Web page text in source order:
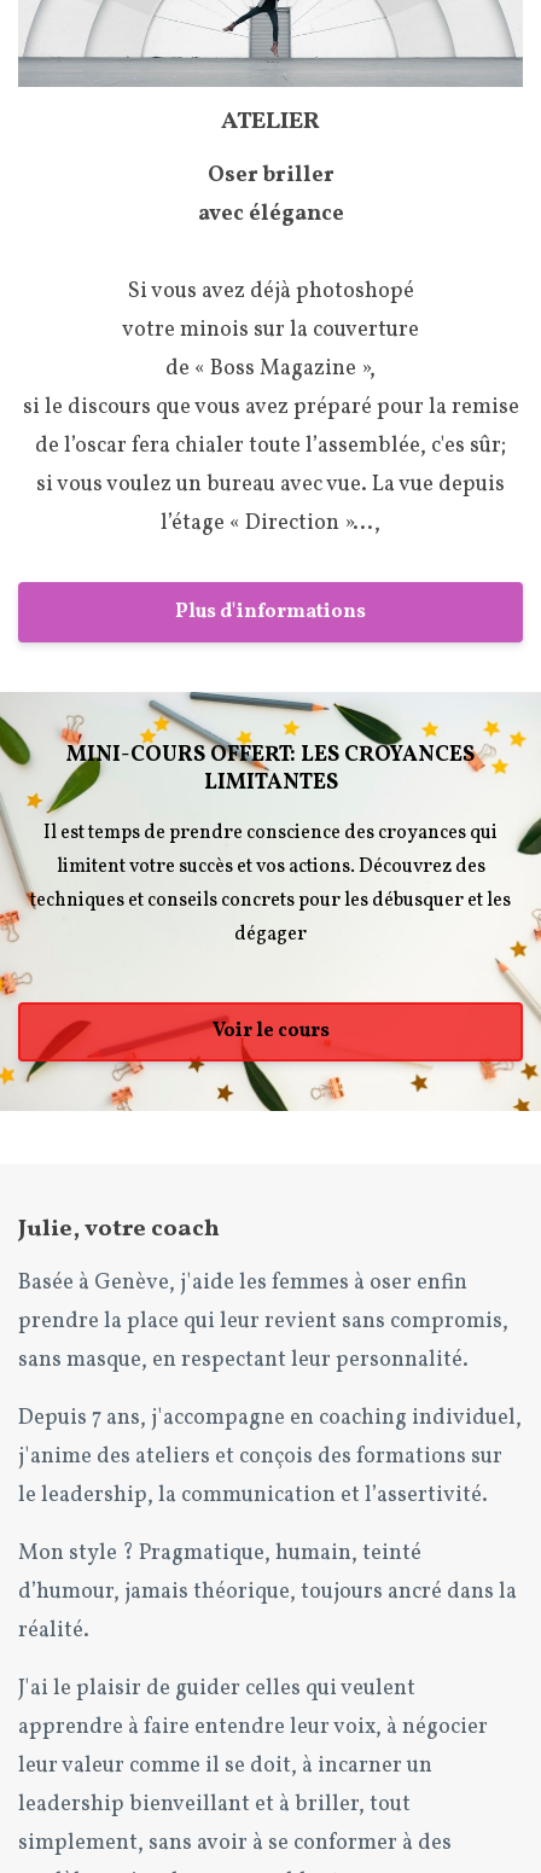
ATELIER
Oser briller
avec élégance
Si vous avez déjà photoshopé
votre minois sur la couverture
de « Boss Magazine »,
si le discours que vous avez préparé pour la remise
de l’oscar fera chialer toute l’assemblée, c'es sûr;
si vous voulez un bureau avec vue. La vue depuis
l’étage « Direction »...,
Plus d'informations
MINI-COURS OFFERT: LES CROYANCES
LIMITANTES
Il est temps de prendre conscience des croyances qui
limitent votre succès et vos actions. Découvrez des
techniques et conseils concrets pour les débusquer et les
dégager
Voir le cours
Julie, votre coach
Basée à Genève, j'aide les femmes à oser enfin
prendre la place qui leur revient sans compromis,
sans masque, en respectant leur personnalité.
Depuis 7 ans, j'accompagne en coaching individuel,
j'anime des ateliers et conçois des formations sur
le leadership, la communication et l’assertivité.
Mon style ? Pragmatique, humain, teinté
d’humour, jamais théorique, toujours ancré dans la
réalité.
J'ai le plaisir de guider celles qui veulent
apprendre à faire entendre leur voix, à négocier
leur valeur comme il se doit, à incarner un
leadership bienveillant et à briller, tout
simplement, sans avoir à se conformer à des